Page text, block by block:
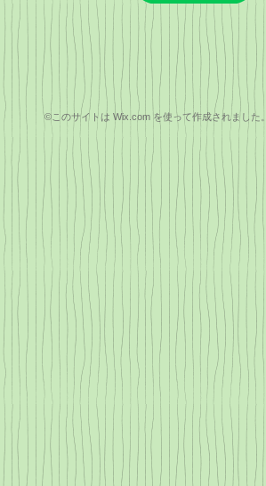
©このサイトは Wix.com を使って作成されました。